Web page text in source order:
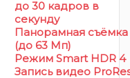
до 30 кадров в
секунду
Панорамная съёмка
(до 63 Мп)
Режим Smart HDR 4
Запись видео